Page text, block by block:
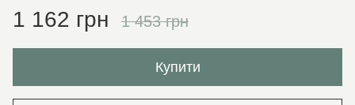
1 162 грн 1 453 грн
Купити